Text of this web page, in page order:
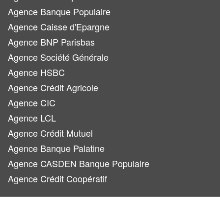
Agence Banque Populaire
Agence Caisse d'Epargne
Agence BNP Parisbas
Agence Société Générale
Agence HSBC
Agence Crédit Agricole
Agence CIC
Agence LCL
Agence Crédit Mutuel
Agence Banque Palatine
Agence CASDEN Banque Populaire
Agence Crédit Coopératif